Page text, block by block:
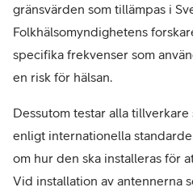
gränsvärden som tillämpas i
Folkhälsomyndighetens
specifika frekvenser som
en risk för hälsan.
Dessutom testar alla
enligt internationella
om hur den ska installeras för
Vid installation av antennerna